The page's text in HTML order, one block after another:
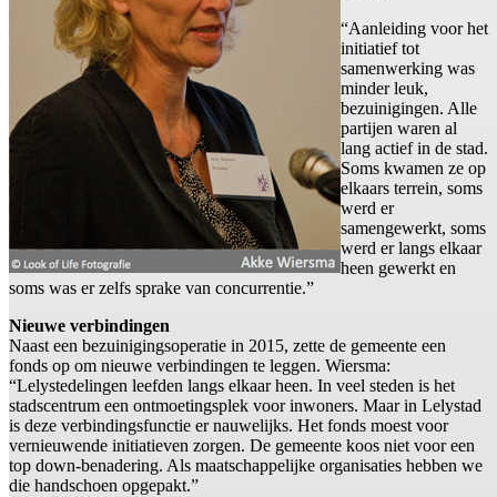
“Aanleiding voor het
initiatief tot
samenwerking was
minder leuk,
bezuinigingen. Alle
partijen waren al
lang actief in de stad.
Soms kwamen ze op
elkaars terrein, soms
werd er
samengewerkt, soms
werd er langs elkaar
heen gewerkt en
soms was er zelfs sprake van concurrentie.”
Nieuwe verbindingen
Naast een bezuinigingsoperatie in 2015, zette de gemeente een
fonds op om nieuwe verbindingen te leggen. Wiersma:
“Lelystedelingen leefden langs elkaar heen. In veel steden is het
stadscentrum een ontmoetingsplek voor inwoners. Maar in Lelystad
is deze verbindingsfunctie er nauwelijks. Het fonds moest voor
vernieuwende initiatieven zorgen. De gemeente koos niet voor een
top down-benadering. Als maatschappelijke organisaties hebben we
die handschoen opgepakt.”